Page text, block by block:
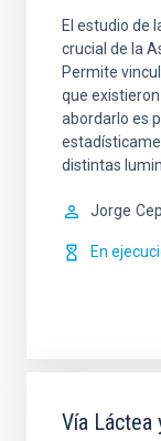
El estudio de
crucial de la
Permite
que
abordarlo es
distintas
Jorge
En
Vía Láctea